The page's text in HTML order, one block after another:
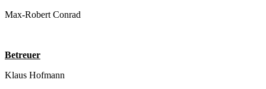
Max-Robert Conrad
Betreuer
Klaus Hofmann